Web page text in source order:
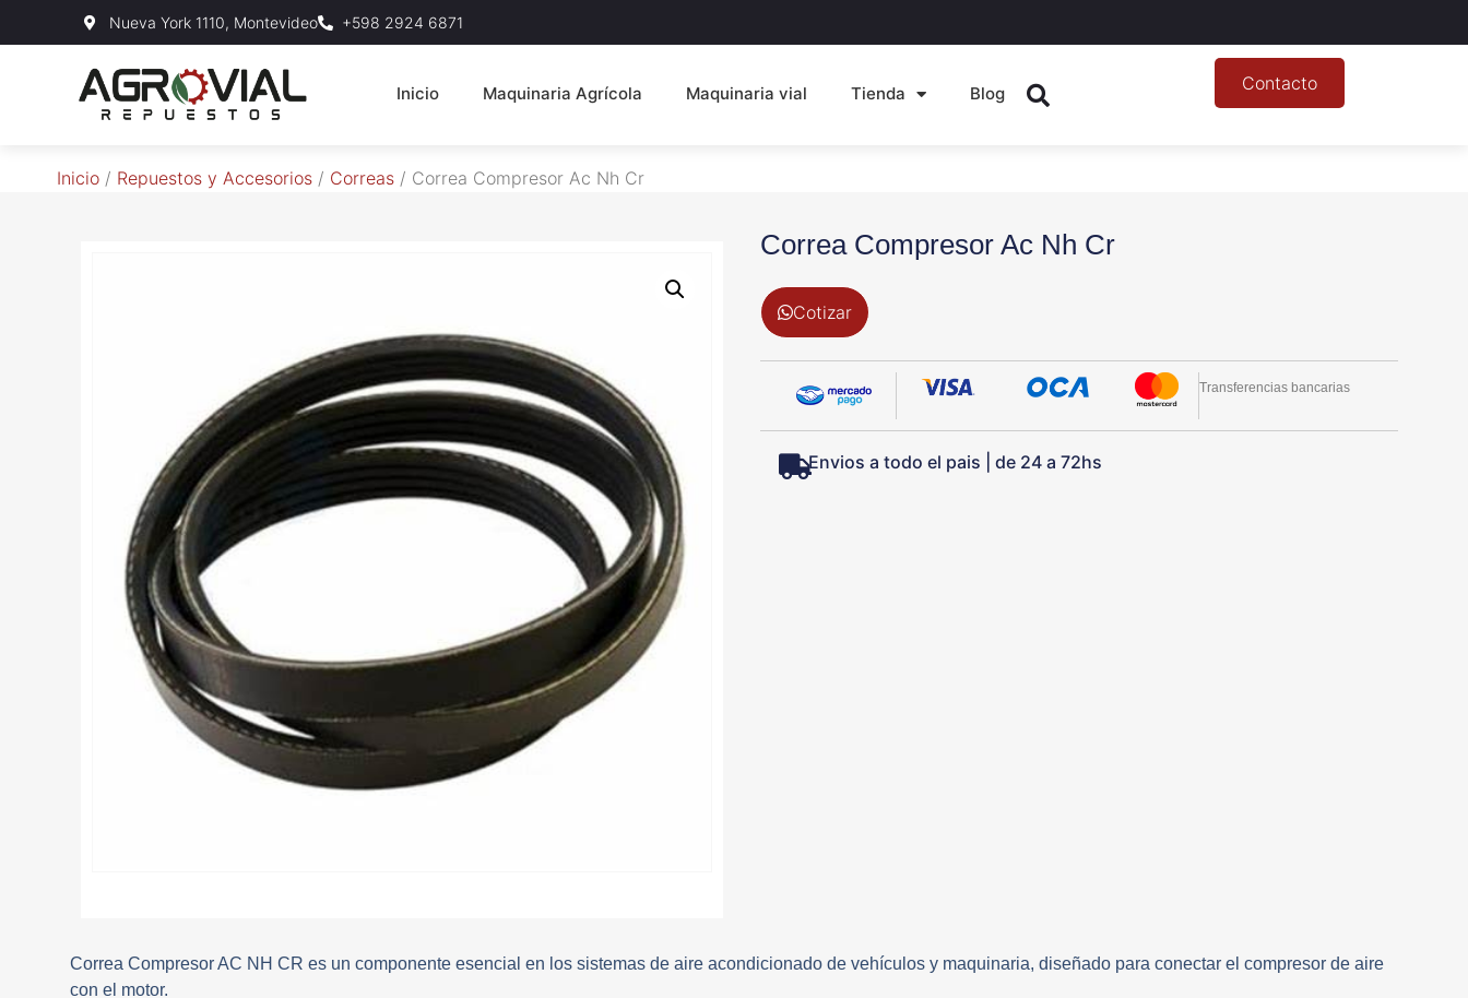
Nueva York 1110, Montevideo +598 2924 6871
Inicio Maquinaria Agrícola Maquinaria vial Tienda Blog Contacto
Inicio / Repuestos y Accesorios / Correas / Correa Compresor Ac Nh Cr
Correa Compresor Ac Nh Cr
Cotizar
Transferencias bancarias
Envios a todo el pais | de 24 a 72hs
Correa Compresor AC NH CR es un componente esencial en los sistemas de aire acondicionado de vehículos y maquinaria, diseñado para conectar el compresor de aire
con el motor.